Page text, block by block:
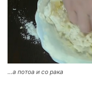
…а потоа и со рака